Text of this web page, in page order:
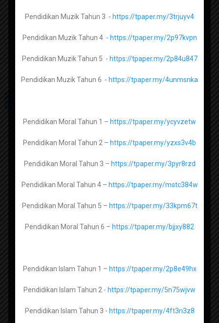
Subscribe channel Sumber
Pendidikan
RPH SK SMK by ROZAYUS 2026
2026
https://tpaper.my/25ybspez
https://tpaper.my/2p9hhzj8
https://tpaper.my/4cnxdzch
https://tpaper.my/3rcave6u
https://tpaper.my/4juu83se
Al Syariah Tingkatan 3 -
https://tpaper.my/4m37per6
https://tpaper.my/2rmyv4f9
Lughah Arabiah Muasirah Tingkatan 1 –
https://tpaper.my/y43a94wd
Pendidikan Muzik Tahun 3 - https://tpaper.my/3trjuyv4
Pendidikan Muzik Tahun 4 - https://tpaper.my/2p97kvpn
Pendidikan Muzik Tahun 5 - https://tpaper.my/2p84u847
Pendidikan Muzik Tahun 6 - https://tpaper.my/4unmsnka
Pendidikan Moral Tahun 1 – https://tpaper.my/ycyvzetw
Pendidikan Moral Tahun 2 – https://tpaper.my/yzxs3v4b
Pendidikan Moral Tahun 3 – https://tpaper.my/3pyr8rzd
Pendidikan Moral Tahun 4 – https://tpaper.my/mstc384w
Pendidikan Moral Tahun 5 – https://tpaper.my/33kpm67t
Pendidikan Moral Tahun 6 – https://tpaper.my/bjjxy882
Pendidikan Islam Tahun 1 – https://tpaper.my/2p8e49hx
Pendidikan Islam Tahun 2 - https://tpaper.my/5n75wjvw
Pendidikan Islam Tahun 3 - https://tpaper.my/4ft3n3z8